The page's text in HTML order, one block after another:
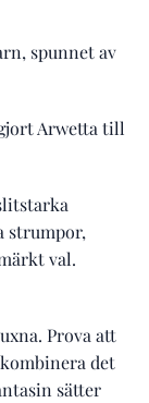
spunnet av
Arwetta till
strumpor,
val.
Prova att
det
sätter